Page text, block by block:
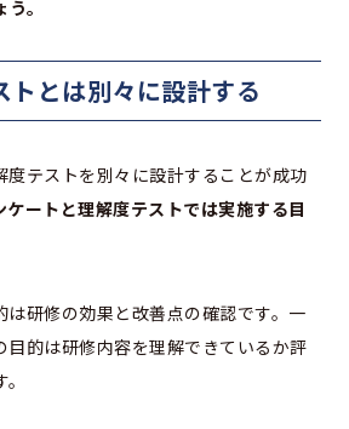
。
とは別々に設計する
度テストを別々に設計することが成功
ケートと理解度テストでは実施する目
は研修の効果と改善点の確認です。一
目的は研修内容を理解できているか評